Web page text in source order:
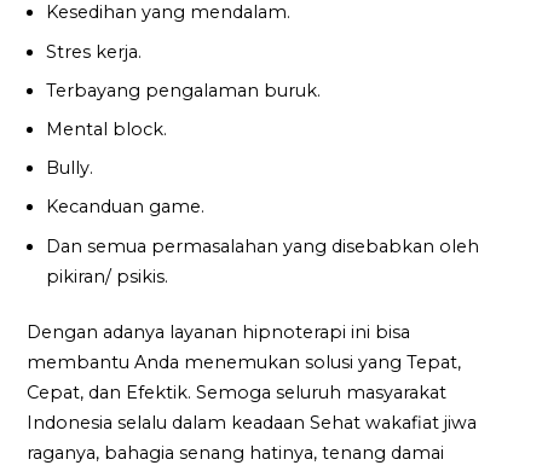
Kesedihan yang mendalam.
Stres kerja.
Terbayang pengalaman buruk.
Mental block.
Bully.
Kecanduan game.
Dan semua permasalahan yang disebabkan oleh
pikiran/ psikis.
Dengan adanya layanan hipnoterapi ini bisa
membantu Anda menemukan solusi yang Tepat,
Cepat, dan Efektik. Semoga seluruh masyarakat
Indonesia selalu dalam keadaan Sehat wakafiat jiwa
raganya, bahagia senang hatinya, tenang damai